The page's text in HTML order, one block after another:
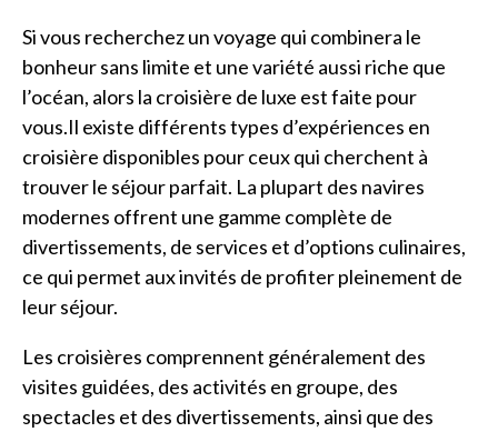
Si vous recherchez un voyage qui combinera le
bonheur sans limite et une variété aussi riche que
l’océan, alors la croisière de luxe est faite pour
vous.Il existe différents types d’expériences en
croisière disponibles pour ceux qui cherchent à
trouver le séjour parfait. La plupart des navires
modernes offrent une gamme complète de
divertissements, de services et d’options culinaires,
ce qui permet aux invités de profiter pleinement de
leur séjour.
Les croisières comprennent généralement des
visites guidées, des activités en groupe, des
spectacles et des divertissements, ainsi que des